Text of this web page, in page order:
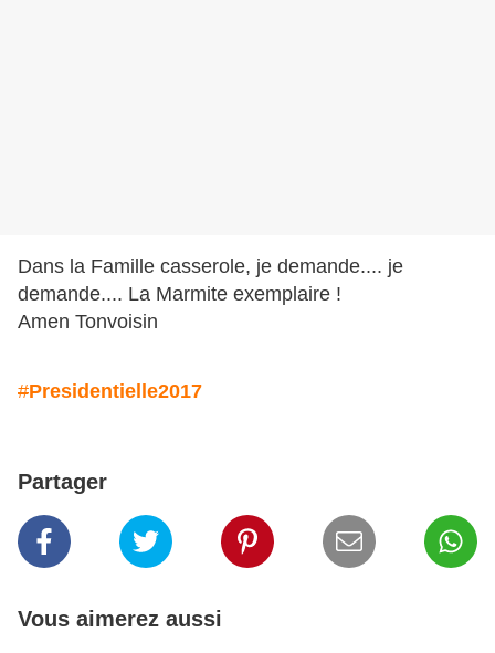
Dans la Famille casserole, je demande.... je
demande.... La Marmite exemplaire !
Amen Tonvoisin
#Presidentielle2017
Partager
Vous aimerez aussi